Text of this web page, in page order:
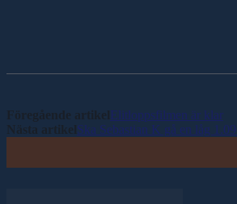
Föregående artikelElitloppsfilmen är klar
Nästa artikelSka Sebastian K gå en låg